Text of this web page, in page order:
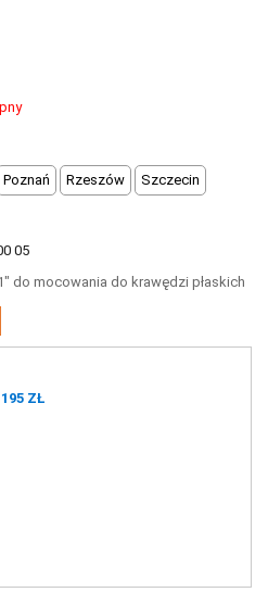
Poznań Rzeszów
Szczecin
05
do mocowania do krawędzi płaskich
ZŁ